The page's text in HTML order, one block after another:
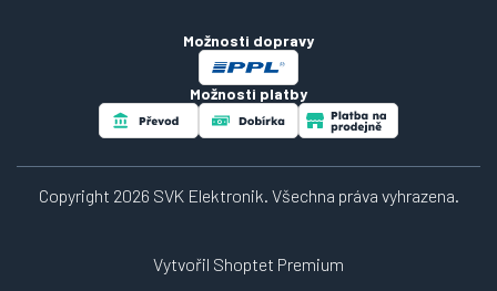
Možnosti dopravy
Možnosti platby
Vytvořil Shoptet Premium
Copyright 2026 SVK Elektronik. Všechna práva vyhrazena.